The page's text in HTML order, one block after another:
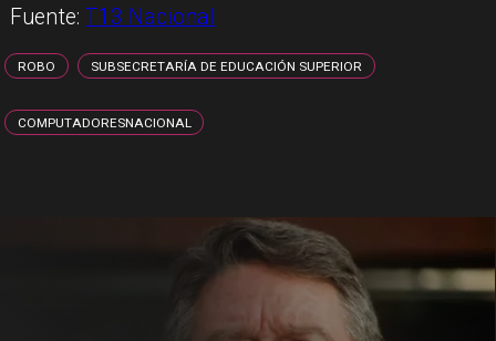
Fuente:T13 Nacional
ROBO SUBSECRETARÍA DE EDUCACIÓN SUPERIOR
COMPUTADORESNACIONAL